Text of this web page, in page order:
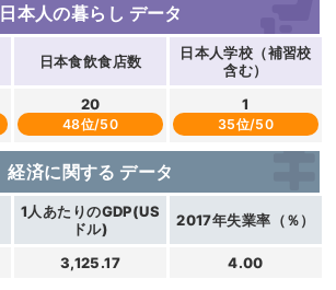
日本人の暮らし データ
日本食飲食店数
日本人学校（補習校
含む）
20
48位/50
1
35位/50
経済に関する データ
1人あたりのGDP(US
ドル)
2017年失業率（％）
3,125.17 4.00